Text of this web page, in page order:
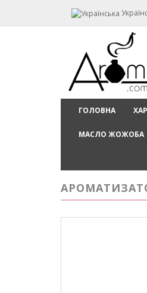
ГОЛОВНА
МАСЛО ЖОЖОБА